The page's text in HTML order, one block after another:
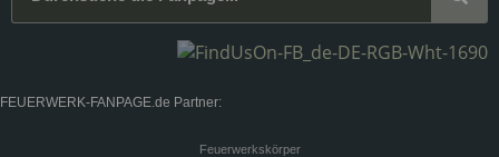
FEUERWERK-FANPAGE.de Partner:
Feuerwerkskörper